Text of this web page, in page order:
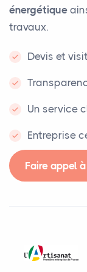
énergétique
travaux.
Devis et
Un service
Entreprise
Faire appel